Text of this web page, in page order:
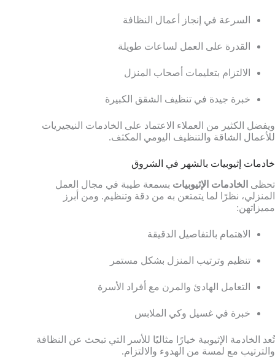
السرعة في إنجاز أعمال النظافة
القدرة على العمل لساعات طويلة
الالتزام بتعليمات أصحاب المنزل
خبرة جيدة في تنظيف الشقق الكبيرة
ويفضل الكثير من العملاء الاعتماد على الخادمات النيجيريات
للأعمال الشاقة والتنظيف اليومي المكثف.
خادمات إثيوبيات بالشهر في الشروق
تحظى الخادمات الإثيوبيات بسمعة طيبة في مجال العمل
المنزلي، نظرًا لما يتمتعن به من دقة وتنظيم. ومن أبرز
مميزاتهن:
الاهتمام بالتفاصيل الدقيقة
تنظيم وترتيب المنزل بشكل مستمر
التعامل الهادئ والمرن مع أفراد الأسرة
خبرة في غسيل وكي الملابس
تُعد الخادمة الإثيوبية خيارًا مثاليًا للأسر التي تبحث عن النظافة
والترتيب مع لمسة من الهدوء والالتزام.